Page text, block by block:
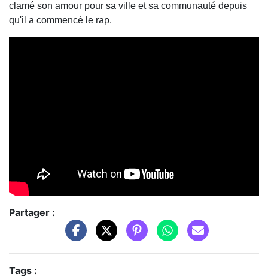
clamé son amour pour sa ville et sa communauté depuis
qu'il a commencé le rap.
Partager :
Tags :